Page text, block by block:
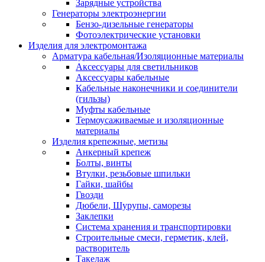
Зарядные устройства
Генераторы электроэнергии
Бензо-дизельные генераторы
Фотоэлектрические установки
Изделия для электромонтажа
Арматура кабельная/Изоляционные материалы
Аксессуары для светильников
Аксессуары кабельные
Кабельные наконечники и соединители
(гильзы)
Муфты кабельные
Термоусаживаемые и изоляционные
материалы
Изделия крепежные, метизы
Анкерный крепеж
Болты, винты
Втулки, резьбовые шпильки
Гайки, шайбы
Гвозди
Дюбели, Шурупы, саморезы
Заклепки
Система хранения и транспортировки
Строительные смеси, герметик, клей,
растворитель
Такелаж